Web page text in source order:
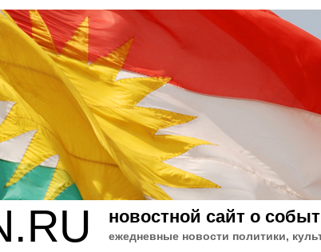
новостной сайт о
ежедневные новости политики,